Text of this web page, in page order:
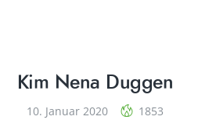
Kim Nena Duggen
10. Januar 2020 1853